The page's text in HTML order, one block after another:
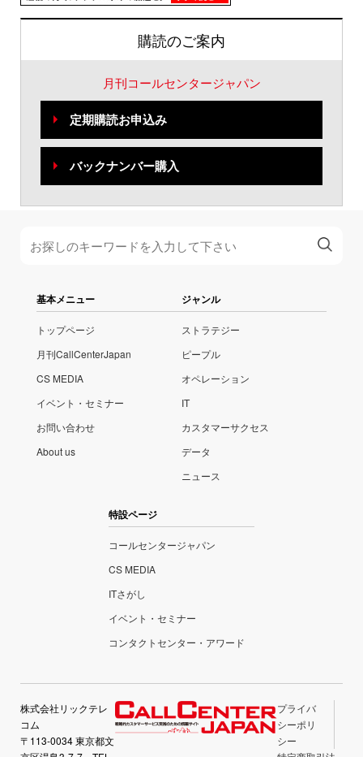
購読のご案内
月刊コールセンタージャパン
定期購読お申込み
バックナンバー購入
基本メニュー
トップページ
月刊CallCenterJapan
CS MEDIA
イベント・セミナー
お問い合わせ
About us
ジャンル
ストラテジー
ピープル
オペレーション
IT
カスタマーサクセス
データ
ニュース
特設ページ
コールセンタージャパン
CS MEDIA
ITさがし
イベント・セミナー
コンタクトセンター・アワード
株式会社リックテレ
コム
〒113-0034 東京都文
プライバ
シーポリ
シー